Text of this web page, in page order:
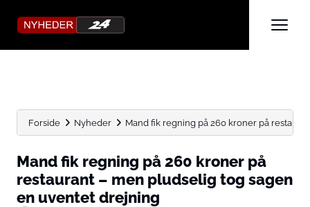
Forside Nyheder Mand fik regning på 260 kroner på
Mand fik regning på 260 kroner på
restaurant – men pludselig tog sagen
en uventet drejning